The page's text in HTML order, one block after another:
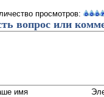
просмотров:
вопрос или
имя